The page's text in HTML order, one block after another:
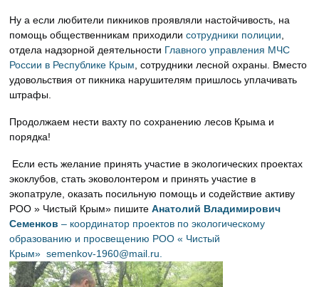
Ну а если любители пикников проявляли настойчивость, на
помощь общественникам приходилисотрудники полиции
отдела надзорной деятельности Главного управления МЧС
России в Республике Крым , сотрудники лесной охраны. Вместо
удовольствия от пикника нарушителям пришлось уплачивать
штрафы.
Продолжаем нести вахту по сохранению лесов Крыма и
порядка!
Если есть желание принять участие в экологических проектах
экоклубов, стать эковолонтером и принять участие в
экопатруле, оказать посильную помощь и содействие активу
РОО » Чистый Крым» пишитеАнатолий Владимирович
Семенков– координатор проектов по экологическому
образованию и просвещению РОО « Чистый
Крым»semenkov-1960@mail.ru